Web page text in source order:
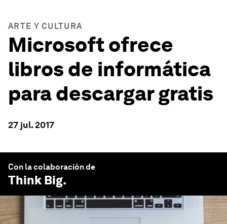
ARTE Y CULTURA
Microsoft ofrece
libros de informática
para descargar gratis
27 jul. 2017
Con la colaboración de
Think Big.